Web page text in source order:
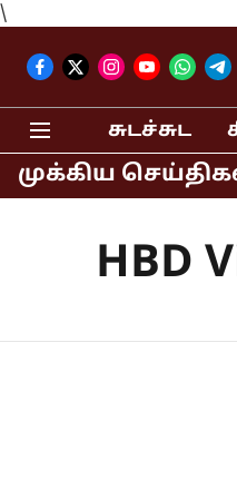
\
சுடச்சுட
முக்கியமட்டும்
HBD